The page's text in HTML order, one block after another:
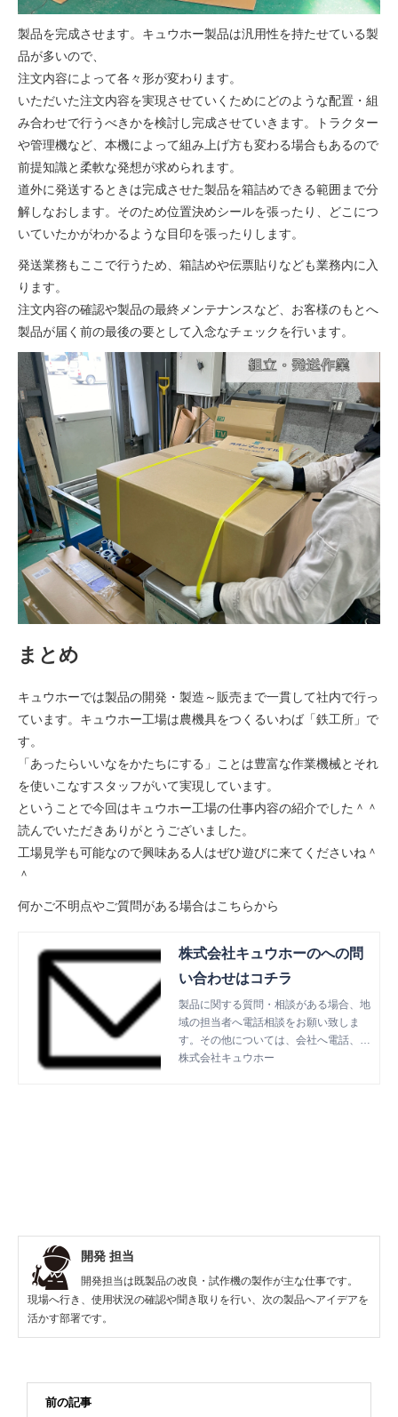
製品を完成させます。キュウホー製品は汎用性を持たせている製
品が多いので、
注文内容によって各々形が変わります。
いただいた注文内容を実現させていくためにどのような配置・組
み合わせで行うべきかを検討し完成させていきます。トラクター
や管理機など、本機によって組み上げ方も変わる場合もあるので
前提知識と柔軟な発想が求められます。
道外に発送するときは完成させた製品を箱詰めできる範囲まで分
解しなおします。そのため位置決めシールを張ったり、どこにつ
いていたかがわかるような目印を張ったりします。
発送業務もここで行うため、箱詰めや伝票貼りなども業務内に入
ります。
注文内容の確認や製品の最終メンテナンスなど、お客様のもとへ
製品が届く前の最後の要として入念なチェックを行います。
まとめ
キュウホーでは製品の開発・製造～販売まで一貫して社内で行っ
ています。キュウホー工場は農機具をつくるいわば「鉄工所」で
す。
「あったらいいなをかたちにする」ことは豊富な作業機械とそれ
を使いこなすスタッフがいて実現しています。
ということで今回はキュウホー工場の仕事内容の紹介でした＾＾
読んでいただきありがとうございました。
工場見学も可能なので興味ある人はぜひ遊びに来てくださいね＾
＾
何かご不明点やご質問がある場合はこちらから
株式会社キュウホーのへの問
い合わせはコチラ
製品に関する質問・相談がある場合、地
域の担当者へ電話相談をお願い致しま
す。その他については、会社へ電話、F
ax、メールでのご連絡をお願い致しま
株式会社キュウホー
開発 担当
開発担当は既製品の改良・試作機の製作が主な仕事です。
現場へ行き、使用状況の確認や聞き取りを行い、次の製品へアイデアを
活かす部署です。
前の記事